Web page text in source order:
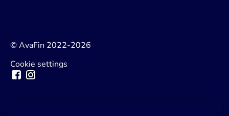
© AvaFin 2022-2026
Cookie settings